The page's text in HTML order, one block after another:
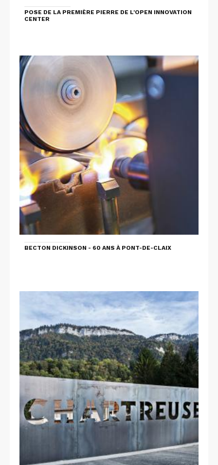
POSE DE LA PREMIÈRE PIERRE DE L'OPEN INNOVATION
CENTER
BECTON DICKINSON - 60 ANS À PONT-DE-CLAIX